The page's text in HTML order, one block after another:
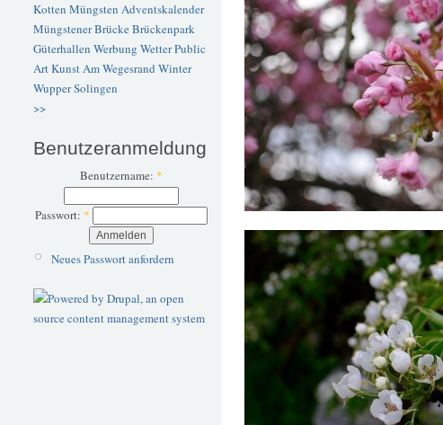
Kotten Müngsten Adventskalender
Müngstener BrückeBrückenpark
Güterhallen Werbung WetterPublic
ArtKunstAm Wegesrand Winter
WupperSolingen
>>
Benutzeranmeldung
Benutzername: *
Passwort: *
Neues Passwort anfordern